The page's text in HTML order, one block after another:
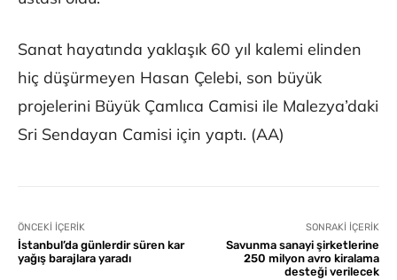
Sanat hayatında yaklaşık 60 yıl kalemi elinden
hiç düşürmeyen Hasan Çelebi, son büyük
projelerini Büyük Çamlıca Camisi ile Malezya’daki
Sri Sendayan Camisi için yaptı. (AA)
ÖNCEKI İÇERIK
İstanbul’da günlerdir süren kar
yağış barajlara yaradı
SONRAKI İÇERIK
Savunma sanayi şirketlerine
250 milyon avro kiralama
desteği verilecek